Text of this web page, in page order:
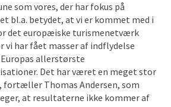
som vores, der har fokus på
bl.a. betydet, at vi er kommet med i
det europæiske turismenetværk
vi har fået masser af indflydelse
allerstørste
Det har været en meget stor
fortæller Thomas Andersen, som
at resultaterne ikke kommer af